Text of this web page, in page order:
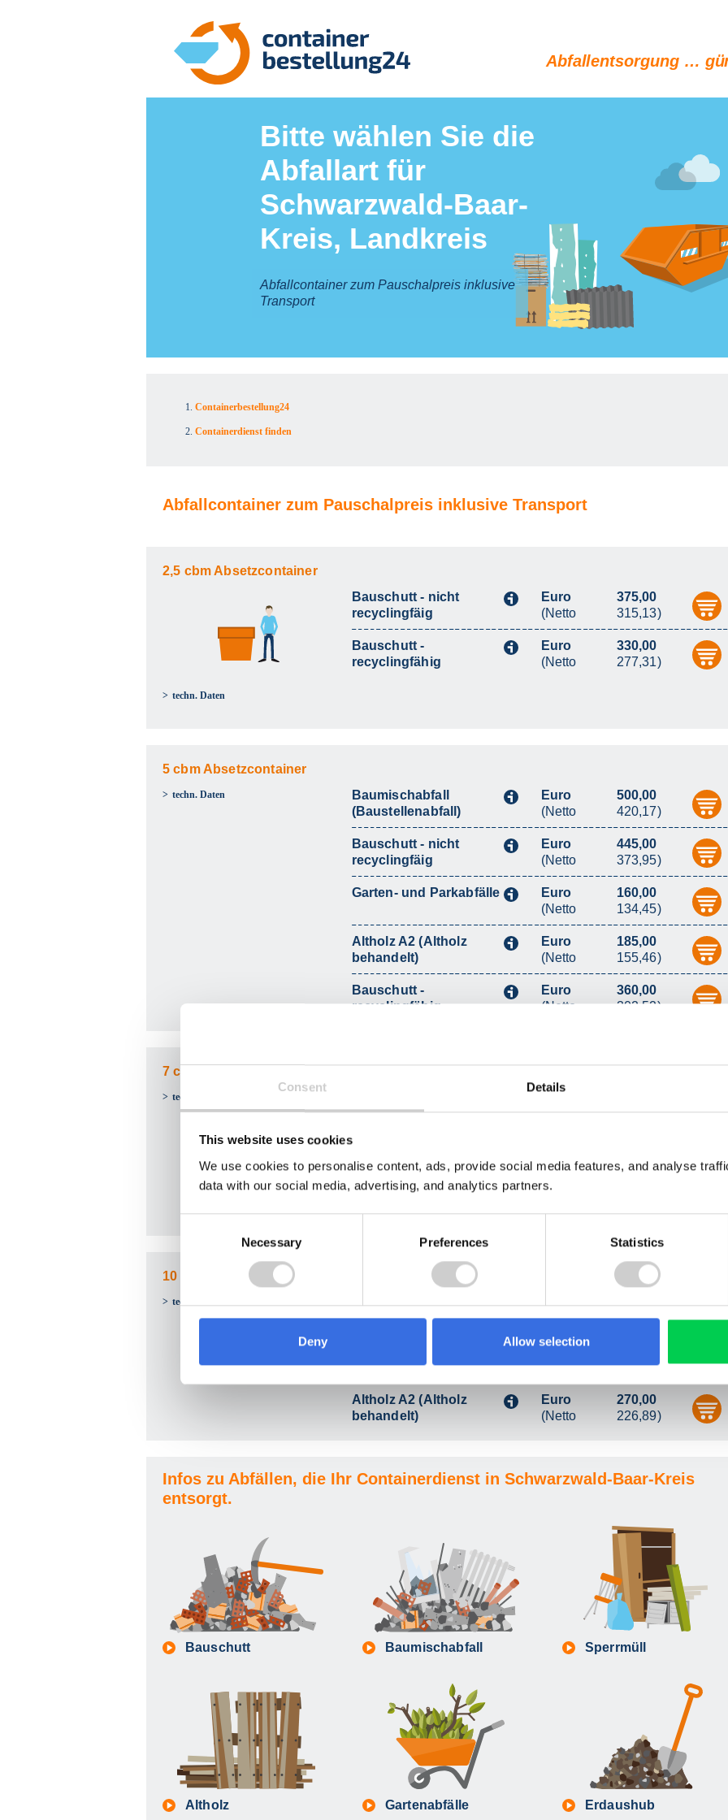
Consent Details
This website uses cookies
We use cookies to personalise content, ads, provide social media features, and analyse
data with our social media, advertising, and analytics partners.
Necessary Preferences Statistics
Deny Allow selection
Abfallentsorgung …
Bitte wählen Sie die
Abfallart für
Schwarzwald-Baar-
Kreis, Landkreis
Abfallcontainer zum Pauschalpreis inklusive
Transport
Containerbestellung24
Containerdienst finden
Abfallcontainer zum Pauschalpreis inklusive Transport
2,5 cbm Absetzcontainer
techn. Daten
Bauschutt - nicht
recyclingfäig
i
Euro
(Netto
375,00
315,13)
Bauschutt -
recyclingfähig
i
Euro
(Netto
330,00
277,31)
5 cbm Absetzcontainer
techn. Daten
Baumischabfall
(Baustellenabfall)
i
Euro
(Netto
500,00
420,17)
Bauschutt - nicht
recyclingfäig
i
Euro
(Netto
445,00
373,95)
Garten- und Parkabfälle i
Euro
(Netto
160,00
134,45)
Altholz A2 (Altholz
behandelt)
i
Euro
(Netto
185,00
155,46)
Bauschutt -
recyclingfähig
i
Euro
(Netto
360,00
302,52)
7 cbm Absetzcontainer
techn. Daten
(Baustellenabfall)
(Netto
605,04)
Garten- und Parkabfälle
(Netto
151,26)
Altholz A2 (Altholz
behandelt)
Euro
(Netto
176,47)
10 cbm Absetzcontainer
techn. Daten
Baumischabfall
(Baustellenabfall)
i
Euro
(Netto
860,00
722,69)
Euro
(Netto
184,87)
Altholz A2 (Altholz
behandelt)
i
Euro
(Netto
270,00
226,89)
Infos zu Abfällen, die Ihr Containerdienst in Schwarzwald-Baar-Kreis
entsorgt.
Bauschutt Baumischabfall Sperrmüll
Altholz Gartenabfälle Erdaushub